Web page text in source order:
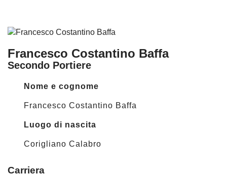
Francesco Costantino Baffa
Secondo Portiere
Nome e cognome
Francesco Costantino Baffa
Luogo di nascita
Corigliano Calabro
Carriera